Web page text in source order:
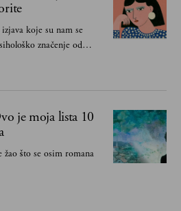
koje su nam se
značenje od
je moja lista 10
što se osim romana